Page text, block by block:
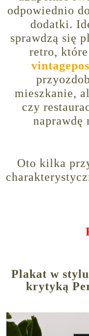
odpowiednio
dodatki.
sprawdzą się
retro,
mieszkanie,
czy
naprawdę
Oto kilka
Plakat w
krytyką